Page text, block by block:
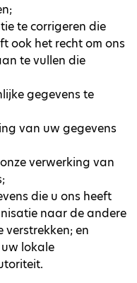
te corrigeren die
ook het recht om ons
te vullen die
gegevens te
van uw gegevens
verwerking van
die u ons heeft
naar de andere
en
lokale